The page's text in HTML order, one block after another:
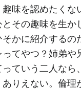
味を認めたくな
その趣味を生か
かに紹介するの
てやつ？姉弟や
ていう二人なら
りえない。倫理